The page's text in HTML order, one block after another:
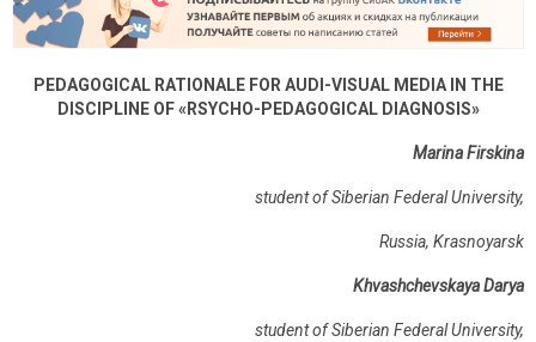
PEDAGOGICAL RATIONALE FOR AUDI-VISUAL MEDIA IN THE
DISCIPLINE OF «RSYCHO-PEDAGOGICAL DIAGNOSIS»
Marina Firskina
student of Siberian Federal University,
Russia, Krasnoyarsk
Khvashchevskaya Darya
student of Siberian Federal University,